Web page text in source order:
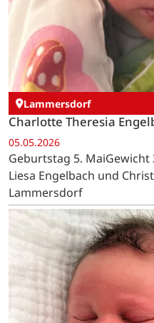
Lammersdorf
Charlotte Theresia
05.05.2026
Geburtstag 5. MaiGewicht
Liesa Engelbach und
Lammersdorf